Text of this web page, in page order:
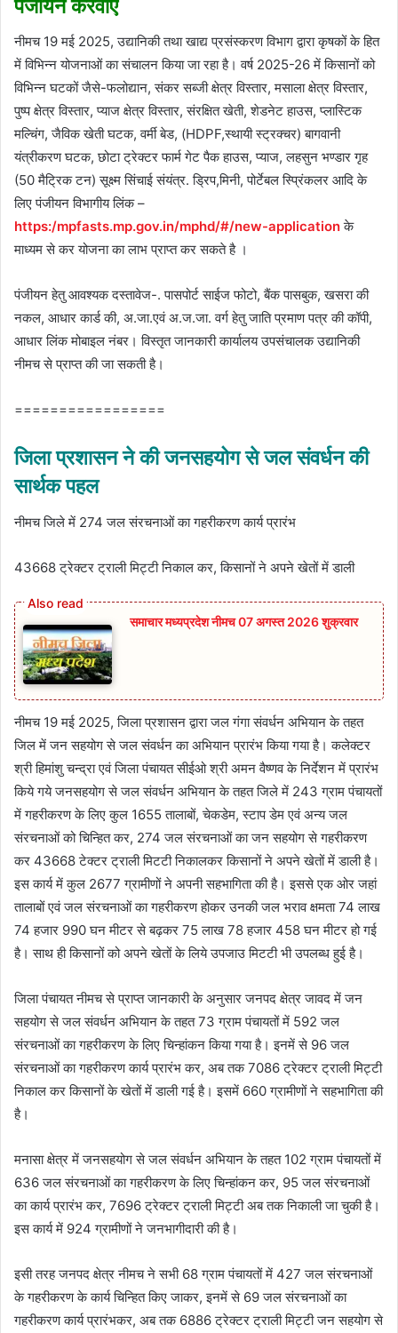
पंजीयन करवाए
नीमच 19 मई 2025, उद्यानिकी तथा खाद्य प्रसंस्‍करण विभाग द्वारा कृषकों के हित
में विभिन्न योजनाओं का संचालन किया जा रहा है। वर्ष 2025-26 में किसानों को
विभिन्‍न घटकों जैसे-फलोद्यान, संकर सब्जी क्षेत्र विस्तार, मसाला क्षेत्र विस्‍तार,
पुष्प क्षेत्र विस्तार, प्‍याज क्षेत्र विस्तार, संरक्षित खेती, शेडनेट हाउस, प्लास्टिक
मल्चिंग, जैविक खेती घटक, वर्मी बेड, (HDPF,स्‍थायी स्‍ट्रक्‍चर) बागवानी
यंत्रीकरण घटक, छोटा ट्रेक्‍टर फार्म गेट पैक हाउस, प्‍याज, लहसुन भण्‍डार गृह
(50 मैट्रिक टन) सूक्ष्‍म सिंचाई संयंत्र. ड्रिप,मिनी, पोर्टेबल स्प्रिंकलर आदि के
लिए पंजीयन विभागीय लिंक –
https:/mpfasts.mp.gov.in/mphd/#/new-applicationके
माध्‍यम से कर योजना का लाभ प्राप्‍त कर सकते है ।
पंजीयन हेतु आवश्यक दस्तावेज-. पासपोर्ट साईज फोटो, बैंक पासबुक, खसरा की
नकल, आधार कार्ड की, अ.जा.एवं अ.ज.जा. वर्ग हेतु जाति प्रमाण पत्र की कॉपी,
आधार लिंक मोबाइल नंबर। विस्‍तृत जानकारी कार्यालय उपसंचालक उद्यानिकी
नीमच से प्राप्‍त की जा सकती है।
=================
जिला प्रशासन ने की जनसहयोग से जल संवर्धन की
सार्थक पहल
नीमच जिले में 274 जल संरचनाओं का गहरीकरण कार्य प्रारंभ
43668 ट्रेक्‍टर ट्राली मिट्टी निकाल कर, किसानों ने अपने खेतों में डाली
समाचार मध्यप्रदेश नीमच 07 अगस्त 2026 शुक्रवार
नीमच 19 मई 2025, जिला प्रशासन द्वारा जल गंगा संवर्धन अभियान के तहत
जिल में जन सहयोग से जल संवर्धन का अभियान प्रारंभ किया गया है। कलेक्टर
श्री हिमांशु चन्द्रा एवं जिला पंचायत सीईओ श्री अमन वैष्णव के निर्देशन में प्रारंभ
किये गये जनसहयोग से जल संवर्धन अभियान के तहत जिले में 243 ग्राम पंचायतों
में गहरीकरण के लिए कुल 1655 तालाबों, चेकडेम, स्टाप डेम एवं अन्य जल
संरचनाओं को चिन्हित कर, 274 जल संरचनाओं का जन सहयोग से गहरीकरण
कर 43668 टेक्टर ट्राली मिटटी निकालकर किसानों ने अपने खेतों में डाली है।
इस कार्य में कुल 2677 ग्रामीणों ने अपनी सहभागिता की है। इससे एक ओर जहां
तालाबों एवं जल संरचनाओं का गहरीकरण होकर उनकी जल भराव क्षमता 74 लाख
74 हजार 990 घन मीटर से बढ़कर 75 लाख 78 हजार 458 घन मीटर हो गई
है। साथ ही किसानों को अपने खेतों के लिये उपजाउ मिटटी भी उपलब्ध हुई है।
जिला पंचायत नीमच से प्राप्त जानकारी के अनुसार जनपद क्षेत्र जावद में जन
सहयोग से जल संवर्धन अभियान के तहत 73 ग्राम पंचायतों में 592 जल
संरचनाओं का गहरीकरण के लिए चिन्हांकन किया गया है। इनमें से 96 जल
संरचनाओं का गहरीकरण कार्य प्रारंभ कर, अब तक 7086 ट्रेक्टर ट्राली मिट्टी
निकाल कर किसानों के खेतों में डाली गई है। इसमें 660 ग्रामीणों ने सहभागिता की
है।
मनासा क्षेत्र में जनसहयोग से जल संवर्धन अभियान के तहत 102 ग्राम पंचायतों में
636 जल संरचनाओं का गहरीकरण के लिए चिन्हांकन कर, 95 जल संरचनाओं
का कार्य प्रारंभ कर, 7696 ट्रेक्टर ट्राली मिट्टी अब तक निकाली जा चुकी है।
इस कार्य में 924 ग्रामीणों ने जनभागीदारी की है।
इसी तरह जनपद क्षेत्र नीमच ने सभी 68 ग्राम पंचायतों में 427 जल संरचनाओं
के गहरीकरण के कार्य चिन्हित किए जाकर, इनमें से 69 जल संरचनाओं का
गहरीकरण कार्य प्रारंभकर, अब तक 6886 ट्रेक्टर ट्राली मिट्टी जन सहयोग से